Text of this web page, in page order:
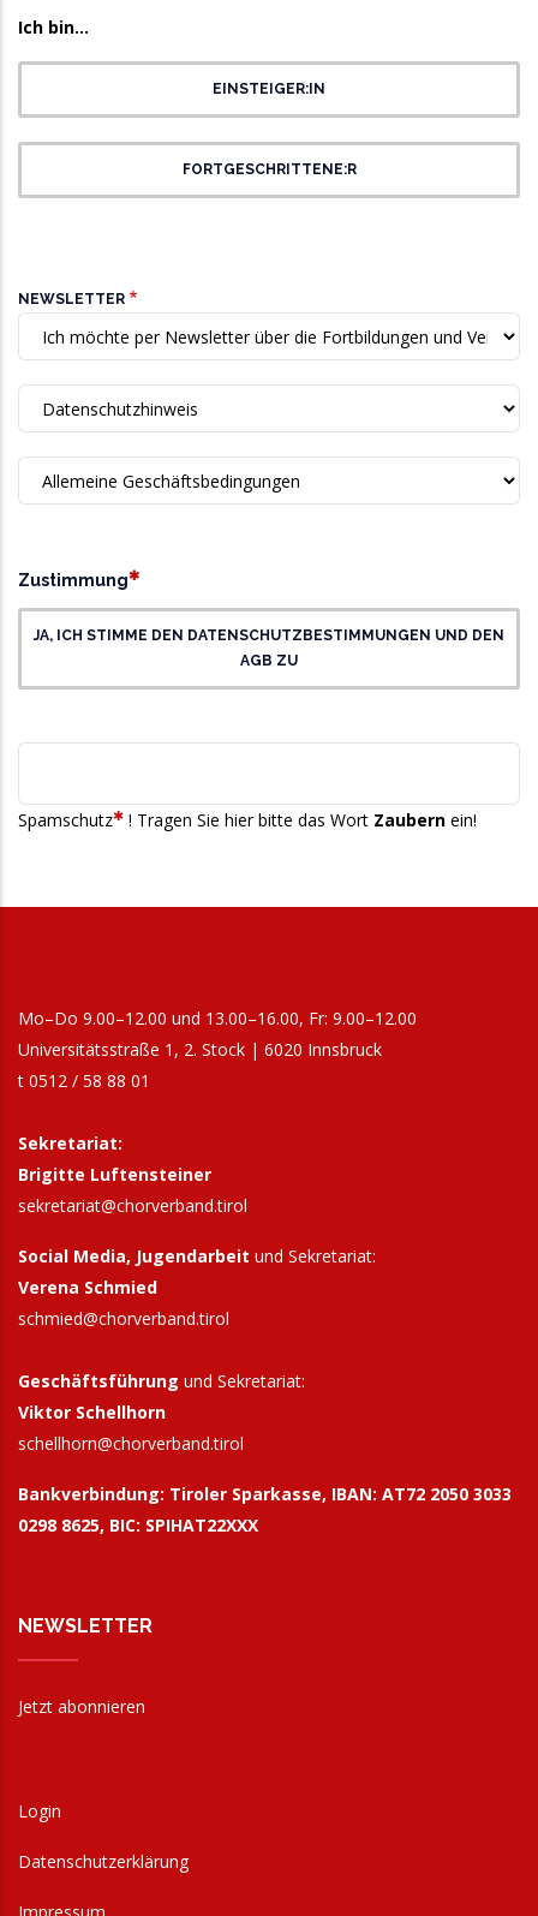
Ich
Ich bin...
EINSTEIGER:IN
FORTGESCHRITTENE:R
Newsletter
und
Datenschutz
NEWSLETTER
DATENSCHUTZHINWEIS
ALLGEMEINE GESCHÄFTSBEDINGUNGEN
und
Datenschutz
AGB
Zustimmung
Zustimmung✱
JA, ICH STIMME DEN DATENSCHUTZBESTIMMUNGEN UND DEN
AGB ZU
Spamschutz✱ ! Tragen Sie hier bitte das Wort Zaubern ein!
Mo–Do 9.00–12.00 und 13.00–16.00, Fr: 9.00–12.00
Universitätsstraße 1, 2. Stock | 6020 Innsbruck
t 0512 / 58 88 01
Sekretariat:
Brigitte Luftensteiner
sekretariat@chorverband.tirol
Social Media, Jugendarbeit und Sekretariat:
Verena Schmied
schmied@chorverband.tirol
Geschäftsführung und Sekretariat:
Viktor Schellhorn
schellhorn@chorverband.tirol
Bankverbindung: Tiroler Sparkasse, IBAN: AT72 2050 3033
0298 8625, BIC: SPIHAT22XXX
NEWSLETTER
Jetzt abonnieren
Login
Datenschutzerklärung